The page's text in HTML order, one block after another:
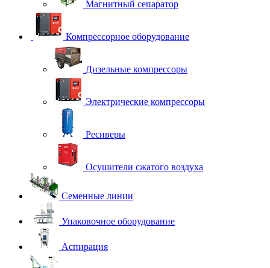
Магнитный сепаратор
Компрессорное оборудование
Дизельные компрессоры
Электрические компрессоры
Ресиверы
Осушители сжатого воздуха
Семенные линии
Упаковочное оборудование
Аспирация